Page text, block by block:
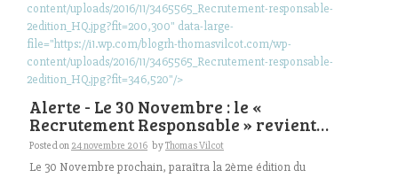
content/uploads/2016/11/3465565_Recrutement-responsable-
2edition_HQ.jpg?fit=200,300" data-large-
file="https://i1.wp.com/blogrh-thomasvilcot.com/wp-
content/uploads/2016/11/3465565_Recrutement-responsable-
2edition_HQ.jpg?fit=346,520"/>
Alerte - Le 30 Novembre : le «
Recrutement Responsable » revient…
Posted on 24 novembre 2016 byThomas Vilcot
Le 30 Novembre prochain, paraîtra la 2ème édition du